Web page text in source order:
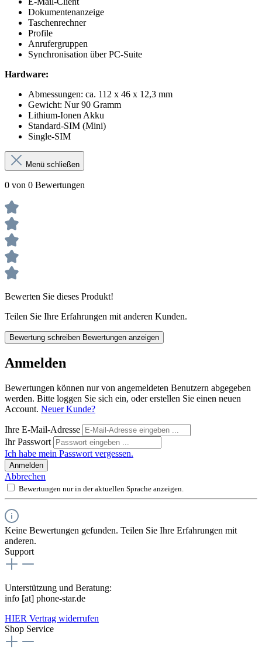
Dokumentenanzeige
Taschenrechner
Profile
Anrufergruppen
Synchronisation über PC-Suite
Hardware:
Abmessungen: ca. 112 x 46 x 12,3 mm
Gewicht: Nur 90 Gramm
Lithium-Ionen Akku
Standard-SIM (Mini)
Single-SIM
Menü schließen
0 von 0 Bewertungen
Bewerten Sie dieses Produkt!
Teilen Sie Ihre Erfahrungen mit anderen Kunden.
Bewertung schreiben Bewertungen anzeigen
Anmelden
Bewertungen können nur von angemeldeten Benutzern abgegeben
werden. Bitte loggen Sie sich ein, oder erstellen Sie einen neuen
Account. Neuer Kunde?
Ihre E-Mail-Adresse
Ihr Passwort
Ich habe mein Passwort vergessen.
Anmelden
Abbrechen
Bewertungen nur in der aktuellen Sprache anzeigen.
Keine Bewertungen gefunden. Teilen Sie Ihre Erfahrungen mit
anderen.
Support
Unterstützung und Beratung:
info [at] phone-star.de
HIER Vertrag widerrufen
Shop Service